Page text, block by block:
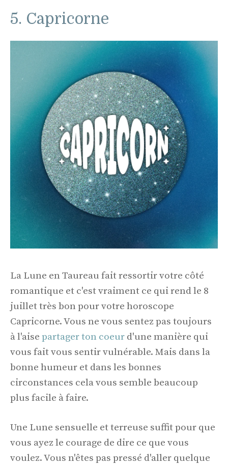
5. Capricorne
La Lune en Taureau fait ressortir votre côté
romantique et c'est vraiment ce qui rend le 8
juillet très bon pour votre horoscope
Capricorne. Vous ne vous sentez pas toujours
à l'aise partager ton coeur d'une manière qui
vous fait vous sentir vulnérable. Mais dans la
bonne humeur et dans les bonnes
circonstances cela vous semble beaucoup
plus facile à faire.
Une Lune sensuelle et terreuse suffit pour que
vous ayez le courage de dire ce que vous
voulez. Vous n'êtes pas pressé d'aller quelque